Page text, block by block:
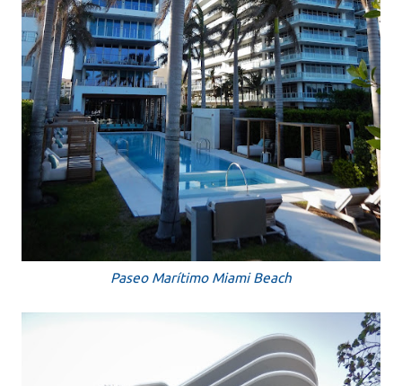
Paseo Marítimo Miami Beach